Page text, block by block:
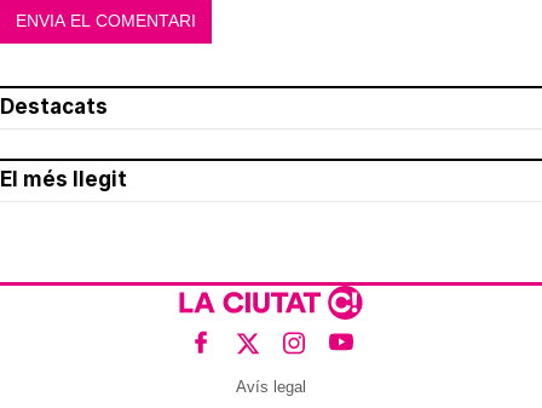
Destacats
El més llegit
Avís legal